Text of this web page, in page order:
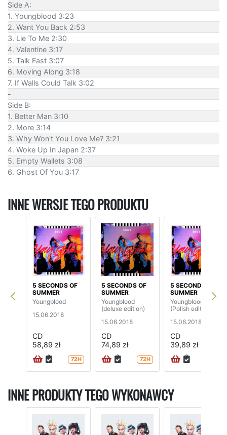
Side A:
1. Youngblood 3:23
2. Want You Back 2:53
3. Lie To Me 2:30
4. Valentine 3:17
5. Talk Fast 3:07
6. Moving Along 3:18
7. If Walls Could Talk 3:02
-
Side B:
1. Better Man 3:10
2. More 3:14
3. Why Won't You Love Me? 3:21
4. Woke Up In Japan 2:37
5. Empty Wallets 3:08
6. Ghost Of You 3:17
INNE WERSJE TEGO PRODUKTU
5 SECONDS OF
SUMMER
Youngblood
15.06.2018
CD
58,89 zł
72H
5 SECONDS OF
SUMMER
Youngblood
(deluxe edition)
15.06.2018
CD
74,89 zł
72H
5 SECONDS OF
SUMMER
Youngblood
(Polish edition)
15.06.2018
CD
39,89 zł
INNE PRODUKTY TEGO WYKONAWCY